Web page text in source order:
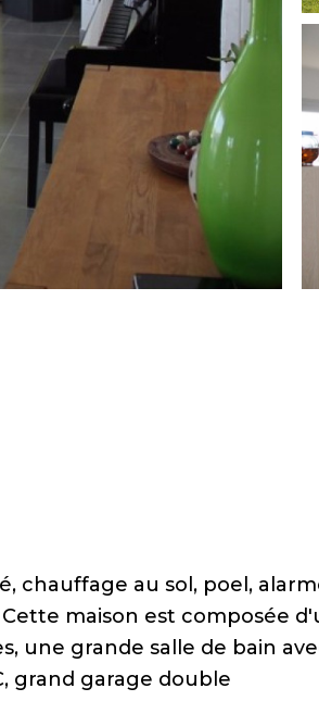
chauffage au sol, poel,
maison est composée
une grande salle de bain
grand garage double